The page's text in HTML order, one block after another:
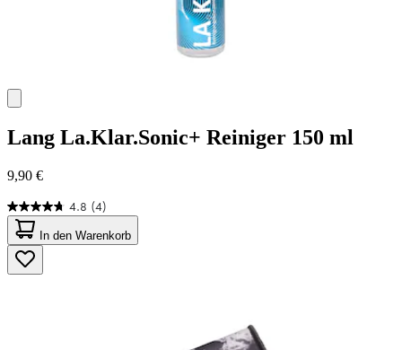
Lang La.Klar.Sonic+ Reiniger 150 ml
9,90 €
4.8 (4)
4.8
von
5
Sternen.
4
In den Warenkorb